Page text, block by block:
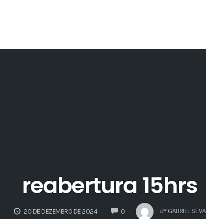
reabertura 15hrs
20 DE DEZEMBRO DE 2024 0COMMENTS BY GABRIEL SILVA